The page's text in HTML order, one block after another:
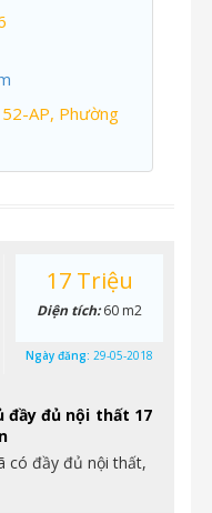
AP, Phường
đầy đủ nội thất 17
có đầy đủ nội thất,
17 Triệu
Diện tích:60 m2
Ngày đăng: 29-05-2018